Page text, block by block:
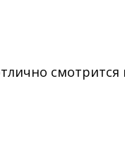
смотрится